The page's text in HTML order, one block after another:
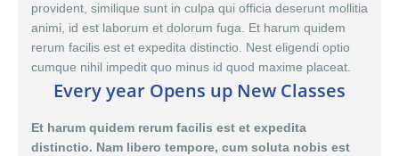
provident, similique sunt in culpa qui officia deserunt mollitia
animi, id est laborum et dolorum fuga. Et harum quidem
rerum facilis est et expedita distinctio. Nest eligendi optio
cumque nihil impedit quo minus id quod maxime placeat.
Every year Opens up New Classes
Et harum quidem rerum facilis est et expedita
distinctio. Nam libero tempore, cum soluta nobis est